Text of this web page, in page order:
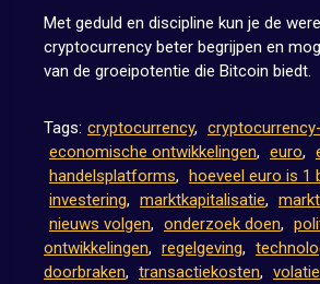
Met geduld en discipline kun je de
cryptocurrency beter begrijpen en
van de groeipotentie die Bitcoin biedt.
Tags: cryptocurrency,
economische ontwikkelingen, euro,
handelsplatforms, hoeveel euro is 1
investering, marktkapitalisatie,
nieuws volgen, onderzoek doen,
ontwikkelingen, regelgeving,
doorbraken, transactiekosten,